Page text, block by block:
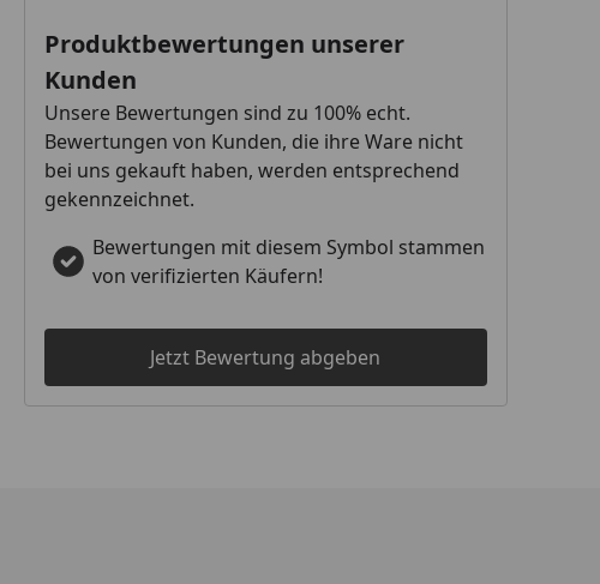
Produktbewertungen unserer
Kunden
Unsere Bewertungen sind zu 100% echt.
Bewertungen von Kunden, die ihre Ware nicht
bei uns gekauft haben, werden entsprechend
gekennzeichnet.
Bewertungen mit diesem Symbol stammen
von verifizierten Käufern!
Jetzt Bewertung abgeben